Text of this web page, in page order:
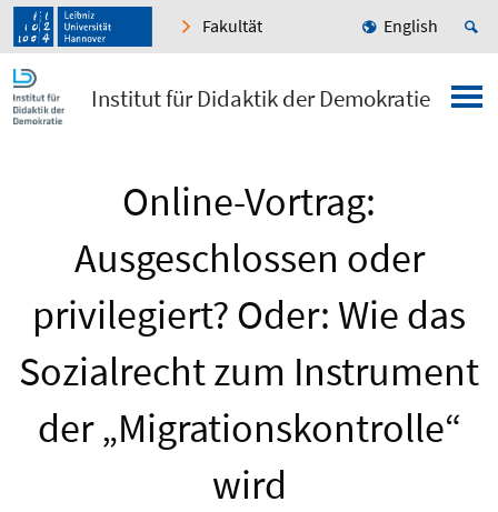
Fakultät English
Institut für Didaktik der Demokratie
Online-Vortrag:
Ausgeschlossen oder
privilegiert? Oder: Wie das
Sozialrecht zum Instrument
der „Migrationskontrolle“
wird